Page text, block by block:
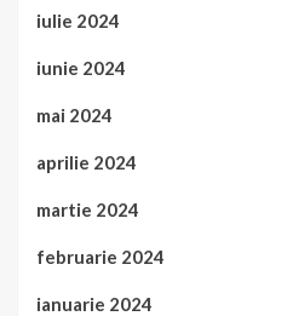
iulie 2024
iunie 2024
mai 2024
aprilie 2024
martie 2024
februarie 2024
ianuarie 2024